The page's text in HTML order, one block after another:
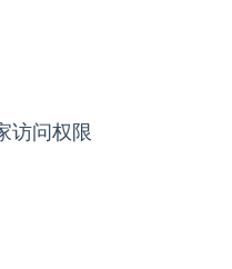
访问权限